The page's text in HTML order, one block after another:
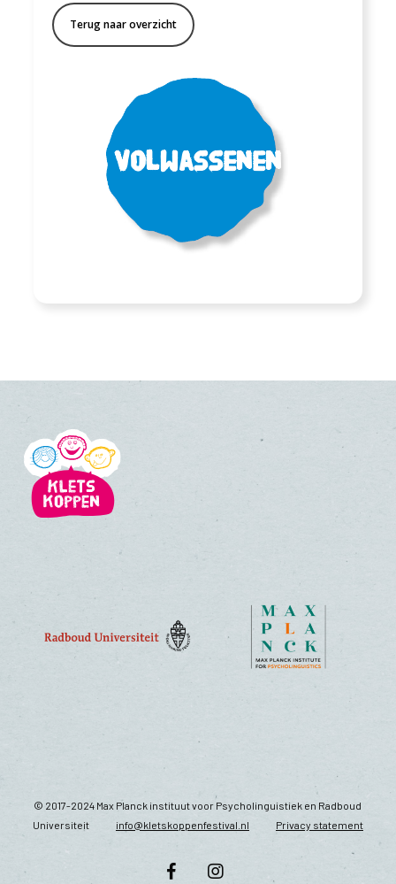
Terug naar overzicht
Volwassenen
© 2017-2024 Max Planck instituut voor Psycholinguistiek en Radboud
Universiteit
info@kletskoppenfestival.nl Privacy statement
facebookinstagram